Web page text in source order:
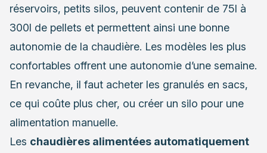
réservoirs, petits silos, peuvent contenir de 75l à
300l de pellets et permettent ainsi une bonne
autonomie de la chaudière. Les modèles les plus
confortables offrent une autonomie d’une semaine.
En revanche, il faut acheter les granulés en sacs,
ce qui coûte plus cher, ou créer un silo pour une
alimentation manuelle.
Les chaudières alimentées automatiquement